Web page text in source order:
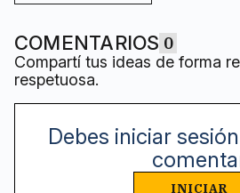
COMENTARIOS 0
Compartí tus ideas de forma
respetuosa.
Debes iniciar
INICIAR